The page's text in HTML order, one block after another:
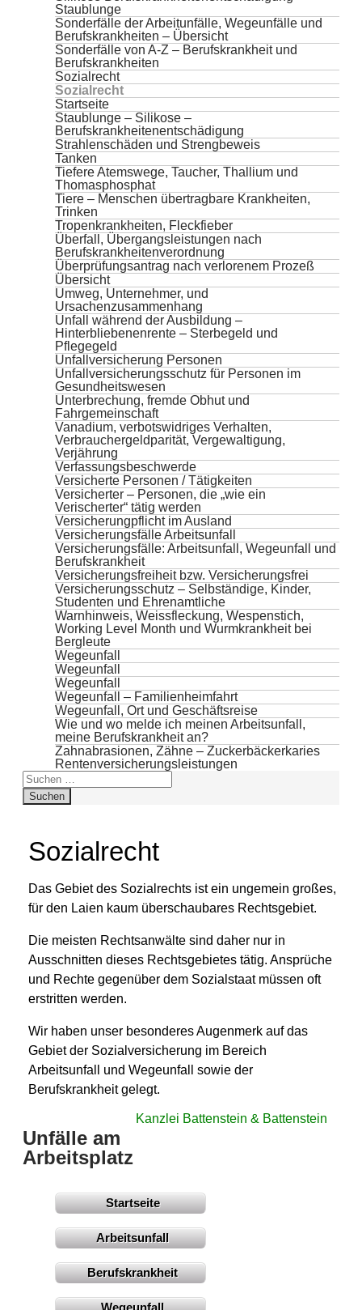
Staublunge
Sonderfälle der Arbeitunfälle, Wegeunfälle und
Berufskrankheiten – Übersicht
Sonderfälle von A-Z – Berufskrankheit und
Berufskrankheiten
Sozialrecht
Sozialrecht
Startseite
Staublunge – Silikose –
Berufskrankheitenentschädigung
Strahlenschäden und Strengbeweis
Tanken
Tiefere Atemswege, Taucher, Thallium und
Thomasphosphat
Tiere – Menschen übertragbare Krankheiten,
Trinken
Tropenkrankheiten, Fleckfieber
Überfall, Übergangsleistungen nach
Berufskrankheitenverordnung
Überprüfungsantrag nach verlorenem Prozeß
Übersicht
Umweg, Unternehmer, und
Ursachenzusammenhang
Unfall während der Ausbildung –
Hinterbliebenenrente – Sterbegeld und
Pflegegeld
Unfallversicherung Personen
Unfallversicherungsschutz für Personen im
Gesundheitswesen
Unterbrechung, fremde Obhut und
Fahrgemeinschaft
Vanadium, verbotswidriges Verhalten,
Verbrauchergeldparität, Vergewaltigung,
Verjährung
Verfassungsbeschwerde
Versicherte Personen / Tätigkeiten
Versicherter – Personen, die „wie ein
Verischerter“ tätig werden
Versicherungpflicht im Ausland
Versicherungsfälle Arbeitsunfall
Versicherungsfälle: Arbeitsunfall, Wegeunfall und
Berufskrankheit
Versicherungsfreiheit bzw. Versicherungsfrei
Versicherungsschutz – Selbständige, Kinder,
Studenten und Ehrenamtliche
Warnhinweis, Weissfleckung, Wespenstich,
Working Level Month und Wurmkrankheit bei
Bergleute
Wegeunfall
Wegeunfall
Wegeunfall
Wegeunfall – Familienheimfahrt
Wegeunfall, Ort und Geschäftsreise
Wie und wo melde ich meinen Arbeitsunfall,
meine Berufskrankheit an?
Zahnabrasionen, Zähne – Zuckerbäckerkaries
Rentenversicherungsleistungen
Suchen
nach:
Sozialrecht
Das Gebiet des Sozialrechts ist ein ungemein großes,
für den Laien kaum überschaubares Rechtsgebiet.
Die meisten Rechtsanwälte sind daher nur in
Ausschnitten dieses Rechtsgebietes tätig. Ansprüche
und Rechte gegenüber dem Sozialstaat müssen oft
erstritten werden.
Wir haben unser besonderes Augenmerk auf das
Gebiet der Sozialversicherung im Bereich
Arbeitsunfall und Wegeunfall sowie der
Berufskrankheit gelegt.
Unfälle am
Arbeitsplatz
Startseite
Arbeitsunfall
Berufskrankheit
Wegeunfall
Kanzlei Battenstein & Battenstein